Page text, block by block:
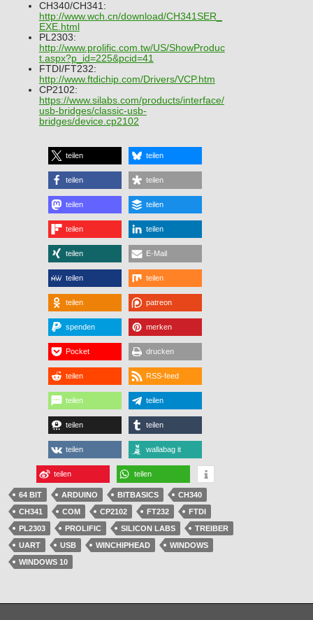
CH340/CH341:
http://www.wch.cn/download/CH341SER_
EXE.html
PL2303:
http://www.prolific.com.tw/US/ShowProduc
t.aspx?p_id=225&pcid=41
FTDI/FT232:
http://www.ftdichip.com/Drivers/VCP.htm
CP2102:
https://www.silabs.com/products/interface/
usb-bridges/classic-usb-
bridges/device.cp2102
teilen teilen
teilen teilen
teilen teilen
teilen teilen
teilen E-Mail
teilen teilen
teilen patreon
spenden merken
Pocket drucken
teilen RSS-feed
teilen teilen
teilen teilen
teilen wallabag it
teilen teilen
64 BIT ARDUINO BITBASICS
CH340
CH341
COM CP2102 FT232
FTDI
PL2303
PROLIFIC SILICON LABS
TREIBER
UART
USB WINCHIPHEAD
WINDOWS
WINDOWS 10